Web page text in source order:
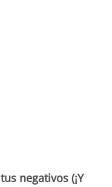
negativos (¡Y